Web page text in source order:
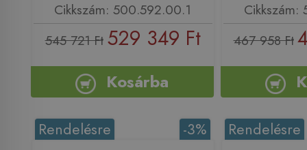
Cikkszám: 500.592.00.1
545 721 Ft 529 349 Ft
Kosárba
467 958 Ft
-3%
Rendelésre Rendelésre